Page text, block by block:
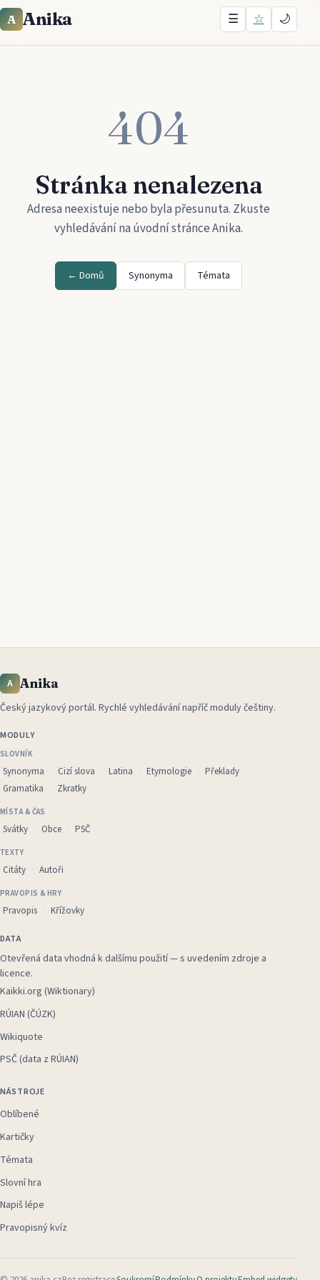
A Anika ☰ ☆ 🌙
404
Stránka nenalezena
Adresa neexistuje nebo byla přesunuta. Zkuste
vyhledávání na úvodní stránceAnika.
← Domů Synonyma Témata
A Anika
Český jazykový portál. Rychlé vyhledávání napříč moduly češtiny.
MODULY
SLOVNÍK
Synonyma Cizí slova Latina Etymologie
Překlady
Gramatika
Zkratky
MÍSTA & ČAS
Svátky Obce PSČ
TEXTY
Citáty Autoři
PRAVOPIS & HRY
Pravopis Křížovky
DATA
Otevřená data vhodná k dalšímu použití — s uvedením zdroje a
licence.
Kaikki.org (Wiktionary)
RÚIAN (ČÚZK)
Wikiquote
PSČ (data z RÚIAN)
NÁSTROJE
Oblíbené
Kartičky
Témata
Slovní hra
Napiš lépe
Pravopisný kvíz